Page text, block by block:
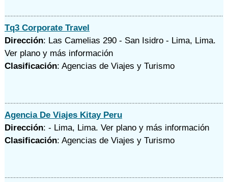
Tq3 Corporate Travel
Dirección: Las Camelias 290 - San Isidro - Lima, Lima.
Ver plano y más información
Clasificación: Agencias de Viajes y Turismo
Agencia De Viajes Kitay Peru
Dirección: - Lima, Lima. Ver plano y más información
Clasificación: Agencias de Viajes y Turismo